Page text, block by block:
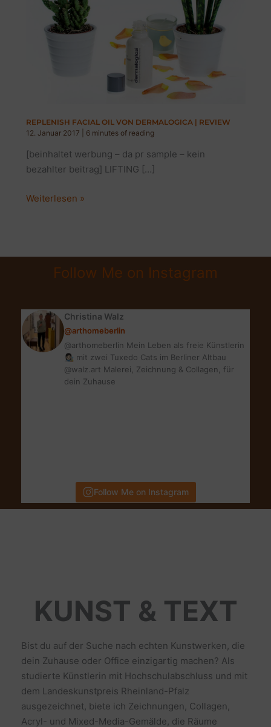
REPLENISH FACIAL OIL VON DERMALOGICA | REVIEW
12. Januar 2017
6 minutes of reading
[beinhaltet werbung – da pr sample – kein
bezahlter beitrag] LIFTING […]
REPLENISH
DERMALOGICA
Weiterlesen »
Follow Me on Instagram
Christina Walz
@arthomeberlin
@arthomeberlin Mein Leben als freie Künstlerin
👩🏻‍🎨 mit zwei Tuxedo Cats im Berliner Altbau
@walz.art Malerei, Zeichnung & Collagen, für
dein Zuhause
Follow Me on Instagram
KUNST & TEXT
Bist du auf der Suche nach echten Kunstwerken, die
dein Zuhause oder Office einzigartig machen? Als
studierte Künstlerin mit Hochschulabschluss und mit
dem Landeskunstpreis Rheinland-Pfalz
ausgezeichnet, biete ich Zeichnungen, Collagen,
Acryl- und Mixed-Media-Gemälde, die Räume